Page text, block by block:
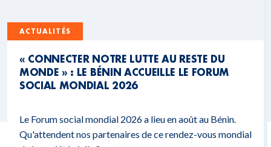
ACTUALITÉS
« CONNECTER NOTRE LUTTE AU RESTE DU
MONDE » : LE BÉNIN ACCUEILLE LE FORUM
SOCIAL MONDIAL 2026
Le Forum social mondial 2026 a lieu en août au Bénin.
Qu'attendent nos partenaires de ce rendez-vous mondial